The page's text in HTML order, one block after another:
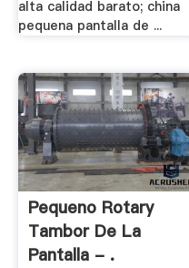
alta calidad barato; china
pequena pantalla de ...
Pequeno Rotary
Tambor De La
Pantalla - .